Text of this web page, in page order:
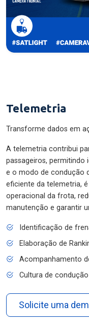
Telemetria
Transforme dados em
A telemetria contribui
passageiros, permitindo
e o modo de condução
eficiente da telemetria,
operacional da frota,
manutenção e garantir
Identificação de
Elaboração de
Acompanhamento
Cultura de
Solicite uma